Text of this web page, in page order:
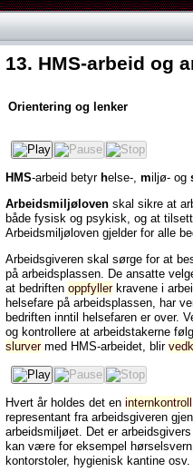
13. HMS-arbeid og
Orientering og lenker
HMS-arbeid betyr helse-, miljø- og
Arbeidsmiljøloven skal sikre at
både fysisk og psykisk, og at
Arbeidsmiljøloven gjelder for alle
Arbeidsgiveren skal sørge for at
på arbeidsplassen. De ansatte
at bedriften oppfyllerkravene i
helsefare på arbeidsplassen, har
bedriften inntil helsefaren er over.
og kontrollere at arbeidstakerne
slurvermed HMS-arbeidet, blir
Hvert år holdes det en internkontroll
representant fra arbeidsgiveren
arbeidsmiljøet. Det er
kan være for eksempel
kontorstoler, hygienisk kantine osv.
og ferie
arbeidsavtale og ferie"
arbeidsavtale og ferie"
"Lønn og skatt"
"Lønn og skatt"
"HMS-arbeid og arbeidsmiljøloven"
du?
– "Alderspensjon og
arbeid"
arbeid"
rettigheter og plikter?